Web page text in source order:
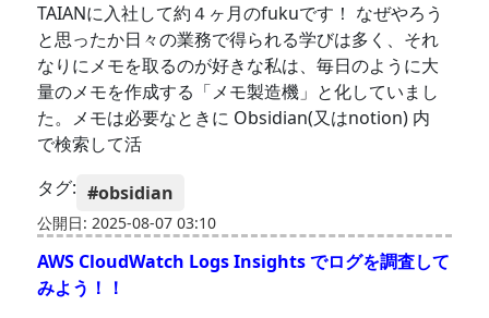
TAIANに入社して約４ヶ月のfukuです！ なぜやろう
と思ったか日々の業務で得られる学びは多く、それ
なりにメモを取るのが好きな私は、毎日のように大
量のメモを作成する「メモ製造機」と化していまし
た。メモは必要なときに Obsidian(又はnotion) 内
で検索して活
タグ: #obsidian
公開日: 2025-08-07 03:10
AWS CloudWatch Logs Insights でログを調査して
みよう！！